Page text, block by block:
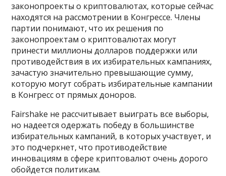
законопроекты о криптовалютах, которые сейчас
находятся на рассмотрении в Конгрессе. Члены
партии понимают, что их решения по
законопроектам о криптовалютах могут
принести миллионы долларов поддержки или
противодействия в их избирательных кампаниях,
зачастую значительно превышающие сумму,
которую могут собрать избирательные кампании
в Конгресс от прямых доноров.
Fairshake не рассчитывает выиграть все выборы,
но надеется одержать победу в большинстве
избирательных кампаний, в которых участвует, и
это подчеркнет, что противодействие
инновациям в сфере криптовалют очень дорого
обойдется политикам.